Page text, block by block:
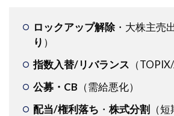
ロックアップ解除 ・大株主売
り ）
指数入替/リバランス （
公募・CB （需給悪化）
配当/権利落ち ・株式分割 （